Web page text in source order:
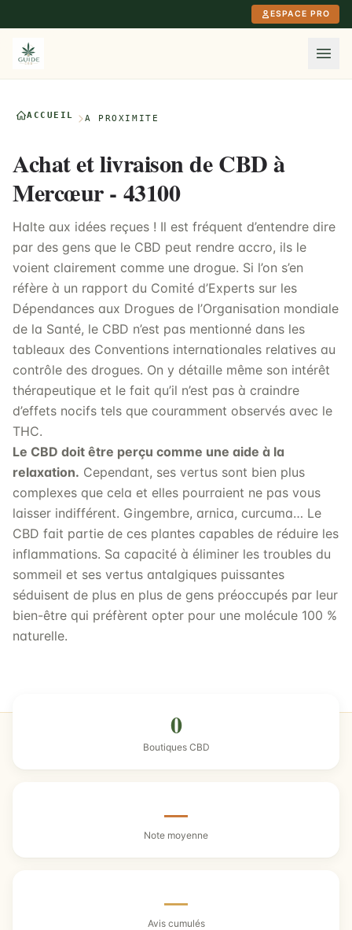
ESPACE PRO
ACCUEIL À PROXIMITÉ
Achat et livraison de CBD à
Mercœur - 43100
Halte aux idées reçues ! Il est fréquent d’entendre dire
par des gens que le CBD peut rendre accro, ils le
voient clairement comme une drogue. Si l’on s’en
réfère à un rapport du Comité d’Experts sur les
Dépendances aux Drogues de l’Organisation mondiale
de la Santé, le CBD n’est pas mentionné dans les
tableaux des Conventions internationales relatives au
contrôle des drogues. On y détaille même son intérêt
thérapeutique et le fait qu’il n’est pas à craindre
d’effets nocifs tels que couramment observés avec le
THC.
Le CBD doit être perçu comme une aide à la
relaxation. Cependant, ses vertus sont bien plus
complexes que cela et elles pourraient ne pas vous
laisser indifférent. Gingembre, arnica, curcuma… Le
CBD fait partie de ces plantes capables de réduire les
inflammations. Sa capacité à éliminer les troubles du
sommeil et ses vertus antalgiques puissantes
séduisent de plus en plus de gens préoccupés par leur
bien-être qui préfèrent opter pour une molécule 100 %
naturelle.
0
Boutiques CBD
—
Note moyenne
—
Avis cumulés